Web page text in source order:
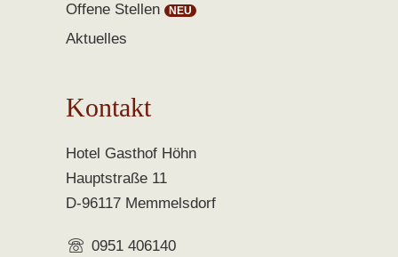
Offene Stellen
Aktuelles
Kontakt
Hotel Gasthof Höhn
Hauptstraße 11
D-96117 Memmelsdorf
0951 406140